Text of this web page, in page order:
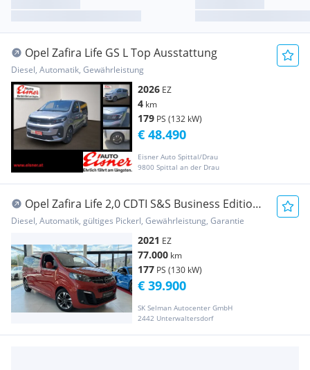
Opel Zafira Life GS L Top Ausstattung
Diesel, Automatik, Gewährleistung
2026 EZ
4 km
179 PS (132 kW)
Eisner Auto Spittal/Drau
9800 Spittal an der Drau
€ 48.490
Opel Zafira Life 2,0 CDTI S&S Business Edition
M Aut.
Diesel, Automatik, gültiges Pickerl, Gewährleistung, Garantie
2021 EZ
77.000 km
177 PS (130 kW)
SK Selman Autocenter GmbH
2442 Unterwaltersdorf
€ 39.900